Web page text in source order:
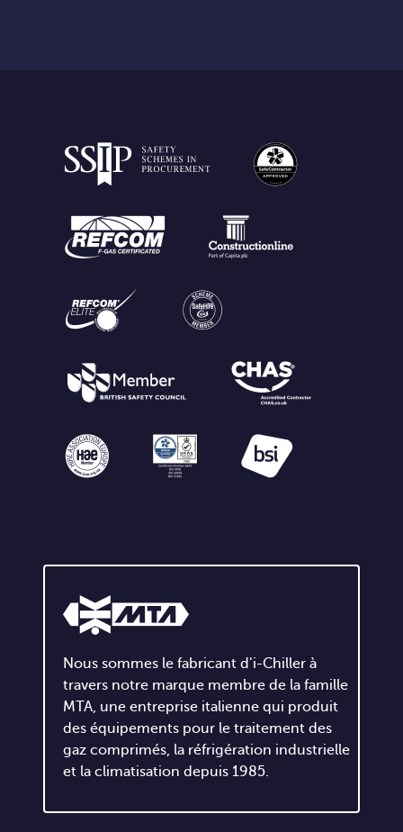
Nous sommes le fabricant d'i-Chiller à
travers notre marque membre de la famille
MTA, une entreprise italienne qui produit
des équipements pour le traitement des
gaz comprimés, la réfrigération industrielle
et la climatisation depuis 1985.